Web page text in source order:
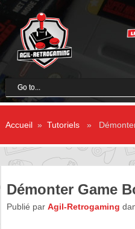
Accueil» Tutoriels» Démonter
Démonter Game
Publié parAgil-Retrogaming